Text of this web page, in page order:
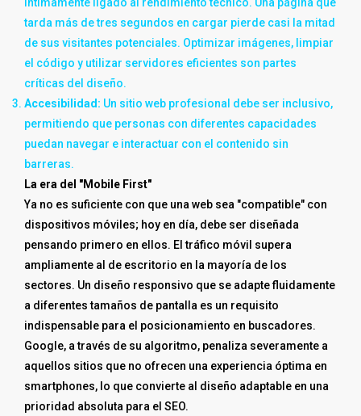
tarda más de tres segundos en cargar pierde casi la mitad
de sus visitantes potenciales. Optimizar imágenes, limpiar
el código y utilizar servidores eficientes son partes
críticas del diseño.
Accesibilidad: Un sitio web profesional debe ser inclusivo,
permitiendo que personas con diferentes capacidades
puedan navegar e interactuar con el contenido sin
barreras.
La era del "Mobile First"
Ya no es suficiente con que una web sea "compatible" con
dispositivos móviles; hoy en día, debe ser diseñada
pensando primero en ellos. El tráfico móvil supera
ampliamente al de escritorio en la mayoría de los
sectores. Un diseño responsivo que se adapte fluidamente
a diferentes tamaños de pantalla es un requisito
indispensable para el posicionamiento en buscadores.
Google, a través de su algoritmo, penaliza severamente a
aquellos sitios que no ofrecen una experiencia óptima en
smartphones, lo que convierte al diseño adaptable en una
prioridad absoluta para el SEO.